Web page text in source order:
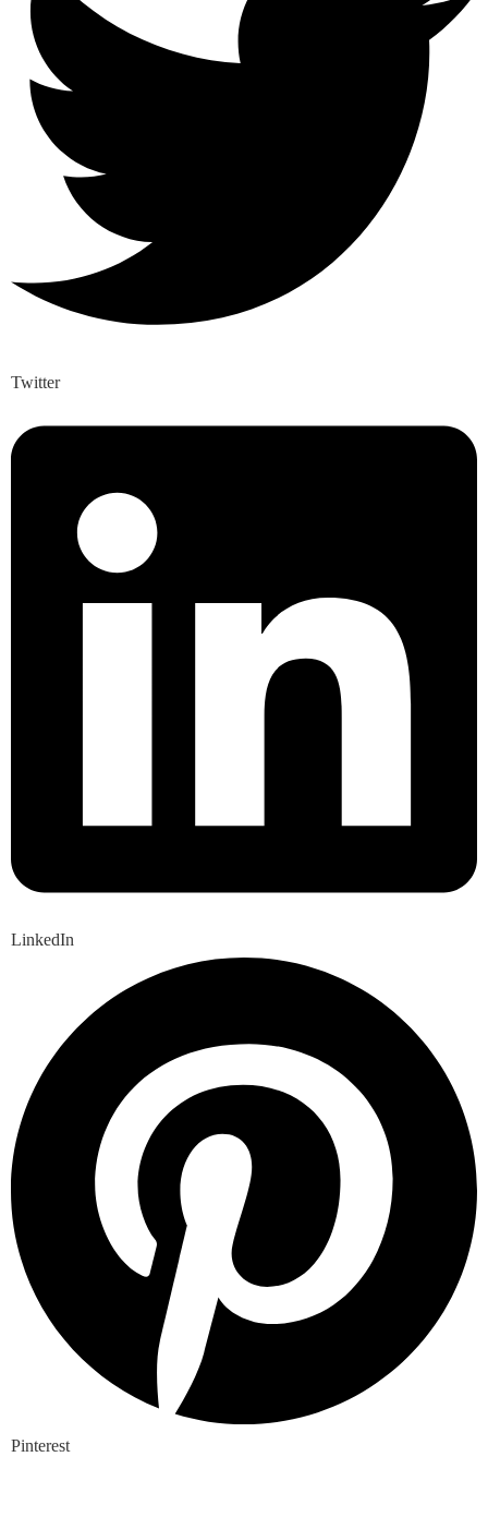
Twitter
LinkedIn
Pinterest